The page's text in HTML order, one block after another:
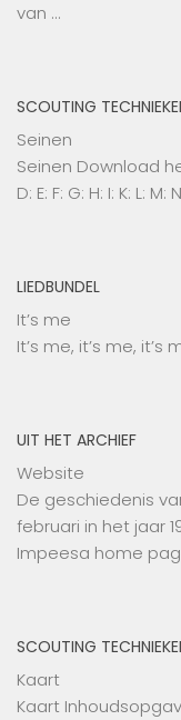
van …
SCOUTING
Seinen
Seinen Download
D: E: F: G: H: I: K: L: M:
LIEDBUNDEL
It’s me
It’s me, it’s me,
UIT HET ARCHIEF
Website
De geschiedenis
februari in het jaar
Impeesa home
SCOUTING
Kaart
Kaart